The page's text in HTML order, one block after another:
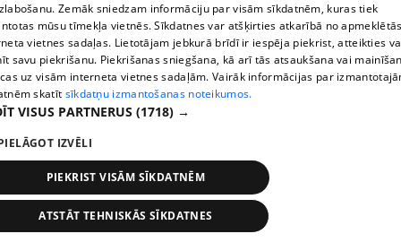
pirms 2 nedēļām, 6 dienām
Zemāk sniedzam informāciju par visām sīkdatnēm, kuras tiek
mūsu tīmekļa vietnēs. Sīkdatnes var atšķirties atkarībā no
vietnes sadaļas. Lietotājam jebkurā brīdī ir iespēja piekrist, atteikties
savu piekrišanu. Piekrišanas sniegšana, kā arī tās atsaukšana vai
uz visām interneta vietnes sadaļām. Vairāk informācijas par
skatīt sīkdatņu izmantošanas noteikumos.
VISUS PARTNERUS (1718) →
IZVĒLI
PIEKRIST VISĀM SĪKDATNĒM
ATSTĀT TEHNISKĀS SĪKDATNES